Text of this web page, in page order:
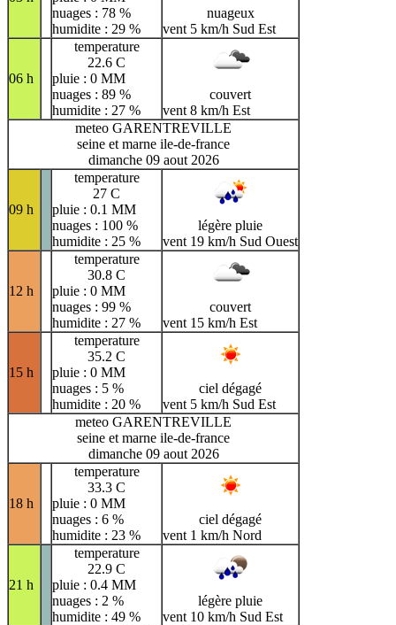
nuages : 78 %
humidite : 29 %
nuageux
vent 5 km/h Sud Est
06 h
temperature
22.6 C
pluie : 0 MM
nuages : 89 %
humidite : 27 %
couvert
vent 8 km/h Est
meteo GARENTREVILLE
seine et marne ile-de-france
dimanche 09 aout 2026
09 h
temperature
27 C
pluie : 0.1 MM
nuages : 100 %
humidite : 25 %
légère pluie
vent 19 km/h Sud Ouest
12 h
temperature
30.8 C
pluie : 0 MM
nuages : 99 %
humidite : 27 %
couvert
vent 15 km/h Est
15 h
temperature
35.2 C
pluie : 0 MM
nuages : 5 %
humidite : 20 %
ciel dégagé
vent 5 km/h Sud Est
meteo GARENTREVILLE
seine et marne ile-de-france
dimanche 09 aout 2026
18 h
temperature
33.3 C
pluie : 0 MM
nuages : 6 %
humidite : 23 %
ciel dégagé
vent 1 km/h Nord
21 h
temperature
22.9 C
pluie : 0.4 MM
nuages : 2 %
humidite : 49 %
légère pluie
vent 10 km/h Sud Est